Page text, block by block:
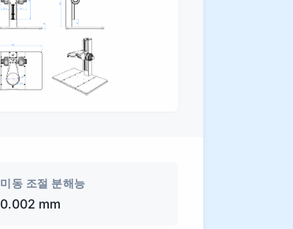
미동 조절 분해능
0.002 mm